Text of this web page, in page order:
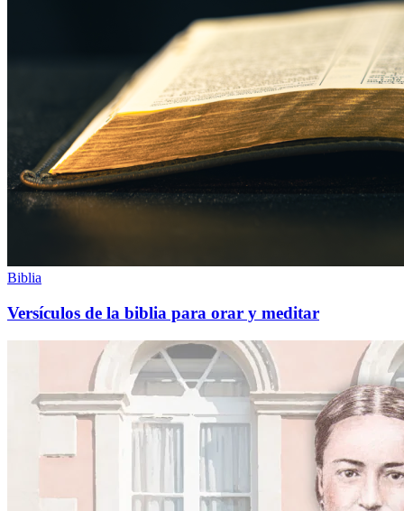
Biblia
Versículos de la biblia para orar y meditar